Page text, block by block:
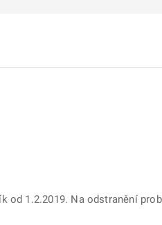
1.2.2019. Na odstranění